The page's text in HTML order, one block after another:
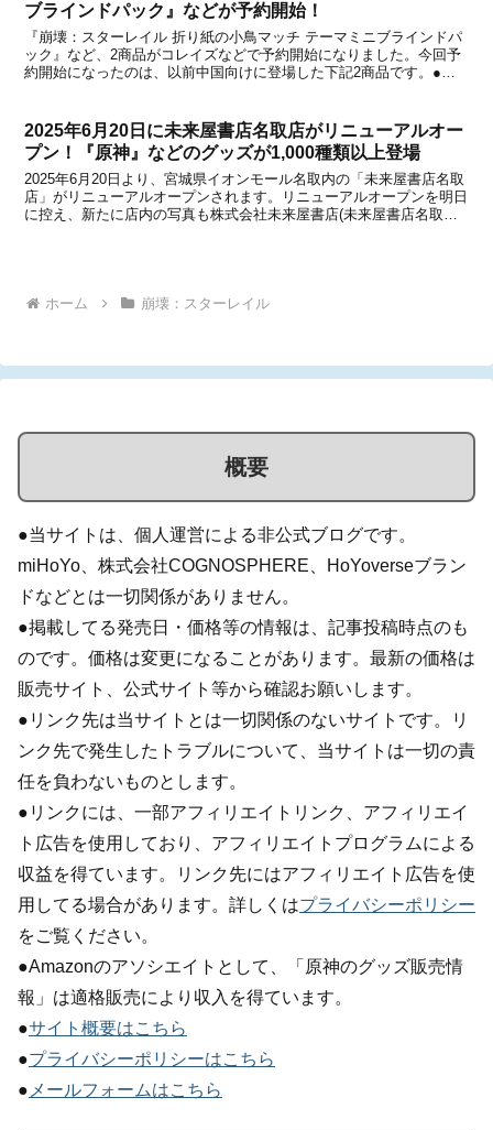
ブラインドパック』などが予約開始！
『崩壊：スターレイル 折り紙の小鳥マッチ テーマミニブラインドパ
ック』など、2商品がコレイズなどで予約開始になりました。今回予
約開始になったのは、以前中国向けに登場した下記2商品です。●崩
2025年6月20日に未来屋書店名取店がリニューアルオー
プン！『原神』などのグッズが1,000種類以上登場
2025年6月20日より、宮城県イオンモール名取内の「未来屋書店名取
店」がリニューアルオープンされます。リニューアルオープンを明日
に控え、新たに店内の写真も株式会社未来屋書店(未来屋書店名取店)
ホーム 崩壊：スターレイル
概要
●当サイトは、個人運営による非公式ブログです。
miHoYo、株式会社COGNOSPHERE、HoYoverseブラン
ドなどとは一切関係がありません。
●掲載してる発売日・価格等の情報は、記事投稿時点のも
のです。価格は変更になることがあります。最新の価格は
販売サイト、公式サイト等から確認お願いします。
●リンク先は当サイトとは一切関係のないサイトです。リ
ンク先で発生したトラブルについて、当サイトは一切の責
任を負わないものとします。
●リンクには、一部アフィリエイトリンク、アフィリエイ
ト広告を使用しており、アフィリエイトプログラムによる
収益を得ています。リンク先にはアフィリエイト広告を使
用してる場合があります。詳しくはプライバシーポリシー
をご覧ください。
●Amazonのアソシエイトとして、「原神のグッズ販売情
報」は適格販売により収入を得ています。
●サイト概要はこちら
●プライバシーポリシーはこちら
● メールフォームはこちら